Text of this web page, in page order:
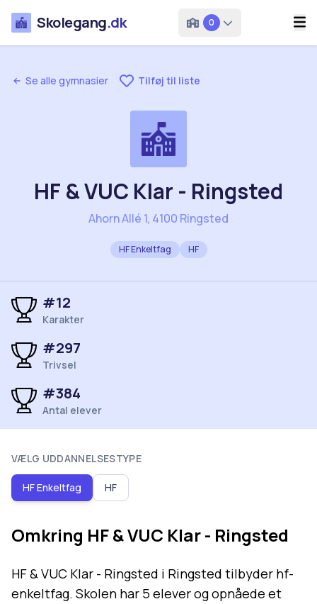
Skolegang.dk 0
Se alle gymnasier Tilføj til liste
HF & VUC Klar - Ringsted
Ahorn Allé 1, 4100 Ringsted
HF Enkeltfag HF
#12
Karakter
#297
Trivsel
#384
Antal elever
VÆLG UDDANNELSESTYPE
HF Enkeltfag HF
Omkring HF & VUC Klar - Ringsted
HF & VUC Klar - Ringsted i Ringsted tilbyder hf-
enkeltfag. Skolen har 5 elever og opnåede et